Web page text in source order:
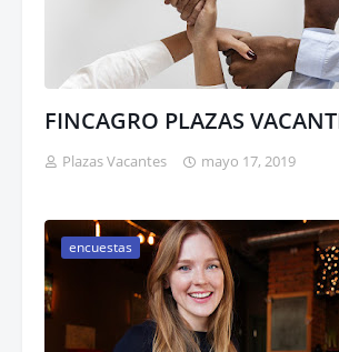
FINCAGRO PLAZAS
Plazas Vacantes mayo 17, 2019
encuestas